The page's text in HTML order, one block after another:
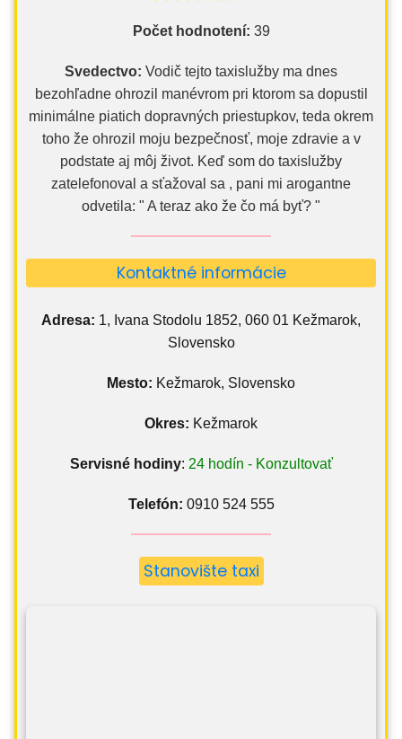
Počet hodnotení: 39
Svedectvo: Vodič tejto taxislužby ma dnes
bezohľadne ohrozil manévrom pri ktorom sa dopustil
minimálne piatich dopravných priestupkov, teda okrem
toho že ohrozil moju bezpečnosť, moje zdravie a v
podstate aj môj život. Keď som do taxislužby
zatelefonoval a sťažoval sa , pani mi arogantne
odvetila: " A teraz ako že čo má byť? "
Kontaktné informácie
Adresa: 1, Ivana Stodolu 1852, 060 01 Kežmarok,
Slovensko
Mesto: Kežmarok, Slovensko
Okres: Kežmarok
Servisné hodiny: 24 hodín - Konzultovať
Telefón: 0910 524 555
Stanovište taxi